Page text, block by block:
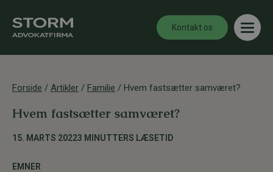
Kontakt os
Forside / Artikler / Familie / Hvem fastsætter samværet?
Hvem fastsætter samværet?
15. MARTS 20223 MINUTTERS LÆSETID
EMNER